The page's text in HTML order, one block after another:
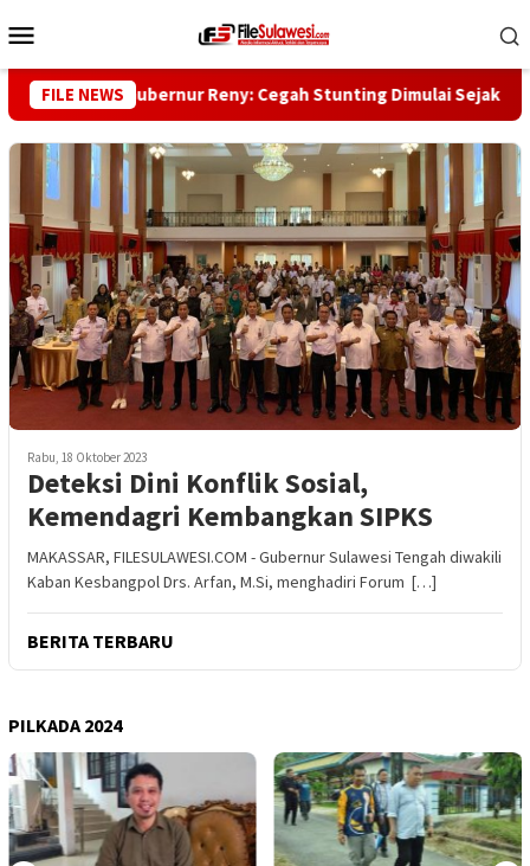
ke
Mobile
FILE NEWS
Wakil Gubernur Reny: Cegah Stunting Dimulai Sejak Pra
Rabu, 18 Oktober 2023
Deteksi Dini Konflik Sosial,
Kemendagri Kembangkan SIPKS
MAKASSAR, FILESULAWESI.COM - Gubernur Sulawesi Tengah diwakili
Kaban Kesbangpol Drs. Arfan, M.Si, menghadiri Forum […]
BERITA TERBARU
PILKADA 2024